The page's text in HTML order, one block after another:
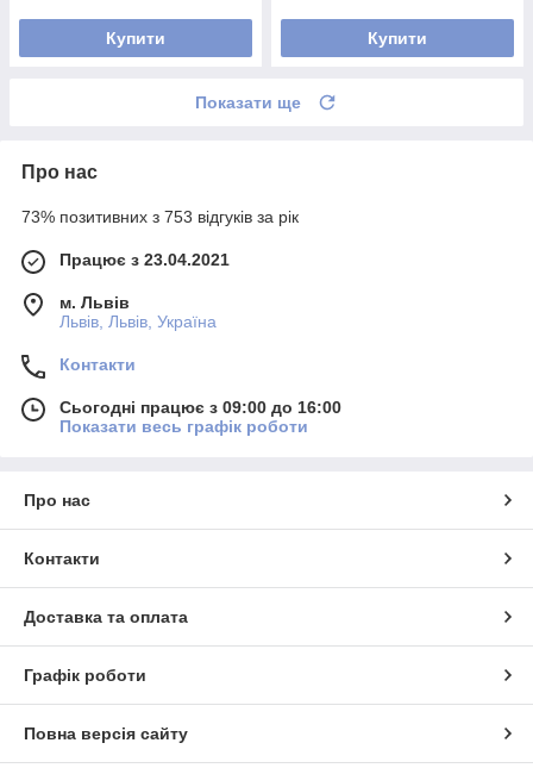
Купити Купити
Показати ще
Про нас
73% позитивних з 753 відгуків за рік
Працює з 23.04.2021
м. Львів
Львів, Львів, Україна
Контакти
Сьогодні працює з 09:00 до 16:00
Показати весь графік роботи
Про нас
Контакти
Доставка та оплата
Графік роботи
Повна версія сайту